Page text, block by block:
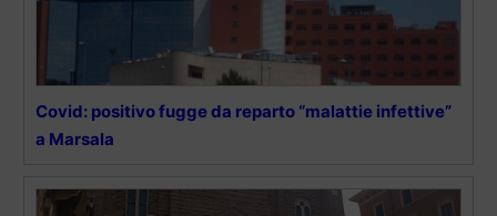
Covid: positivo fugge da reparto “malattie infettive”
a Marsala